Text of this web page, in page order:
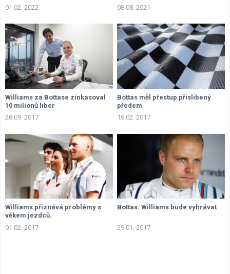
01.02. 2022
08.08. 2021
Williams za Bottase zinkasoval
10 milionů liber
28.09. 2017
Bottas měl přestup přislíbený
předem
19.02. 2017
Williams přiznává problémy s
věkem jezdců.
01.02. 2017
Bottas: Williams bude vyhrávat
29.01. 2017